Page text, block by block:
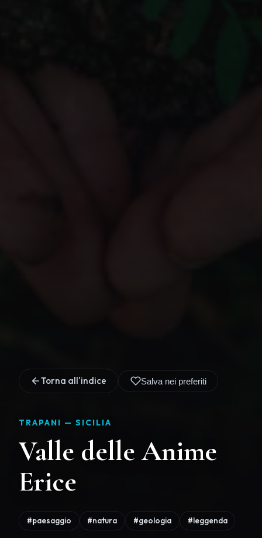
Torna all'indice Salva nei preferiti
TRAPANI — SICILIA
Valle delle Anime
Erice
#paesaggio #natura #geologia #leggenda